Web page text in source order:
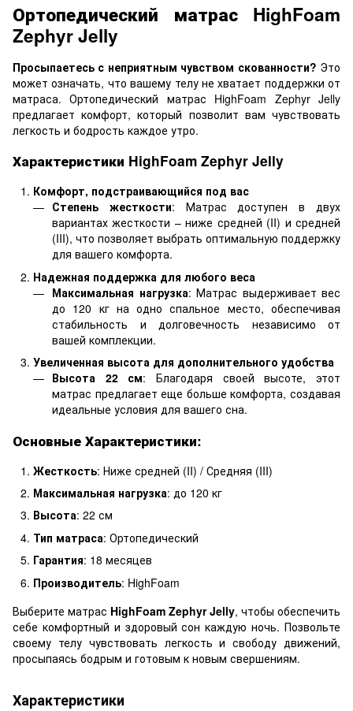
Ортопедический матрас HighFoam
Zephyr Jelly
Просыпаетесь с неприятным чувством скованности? Это
может означать, что вашему телу не хватает поддержки от
матраса. Ортопедический матрас HighFoam Zephyr Jelly
предлагает комфорт, который позволит вам чувствовать
легкость и бодрость каждое утро.
Характеристики HighFoam Zephyr Jelly
Комфорт, подстраивающийся под вас
Степень жесткости: Матрас доступен в двух
вариантах жесткости – ниже средней (II) и средней
(III), что позволяет выбрать оптимальную поддержку
для вашего комфорта.
Надежная поддержка для любого веса
Максимальная нагрузка: Матрас выдерживает вес
до 120 кг на одно спальное место, обеспечивая
стабильность и долговечность независимо от
вашей комплекции.
Увеличенная высота для дополнительного удобства
Высота 22 см: Благодаря своей высоте, этот
матрас предлагает еще больше комфорта, создавая
идеальные условия для вашего сна.
Основные Характеристики:
Жесткость: Ниже средней (II) / Средняя (III)
Максимальная нагрузка: до 120 кг
Высота: 22 см
Тип матраса: Ортопедический
Гарантия: 18 месяцев
Производитель: HighFoam
Выберите матрас HighFoam Zephyr Jelly, чтобы обеспечить
себе комфортный и здоровый сон каждую ночь. Позвольте
своему телу чувствовать легкость и свободу движений,
просыпаясь бодрым и готовым к новым свершениям.
Характеристики